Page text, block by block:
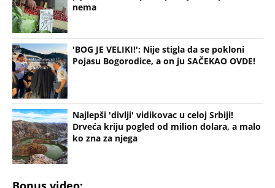
'BOG JE VELIKI!': Nije stigla da se pokloni
Pojasu Bogorodice, a on ju SAČEKAO OVDE!
Najlepši 'divlji' vidikovac u celoj Srbiji!
Drveća kriju pogled od milion dolara, a malo
ko zna za njega